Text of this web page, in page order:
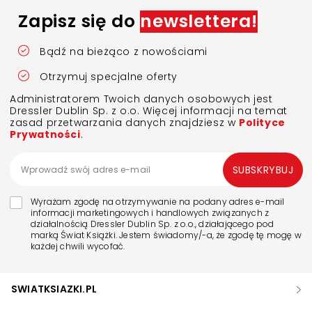
Zapisz się do newslettera!
Bądź na bieżąco z nowościami
Otrzymuj specjalne oferty
Administratorem Twoich danych osobowych jest
Dressler Dublin Sp. z o.o. Więcej informacji na temat
zasad przetwarzania danych znajdziesz w Polityce
Prywatności.
Wyrażam zgodę na otrzymywanie na podany adres e-mail
informacji marketingowych i handlowych związanych z
działalnością Dressler Dublin Sp. z o.o., działającego pod
marką Świat Książki. Jestem świadomy/-a, że zgodę tę mogę w
każdej chwili wycofać.
SUBSKRYBUJ
SWIATKSIAZKI.PL